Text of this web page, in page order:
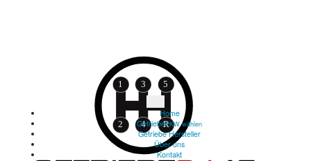
Home
GetriebePKW wählen
Getriebe Hersteller
Über uns
Kontakt